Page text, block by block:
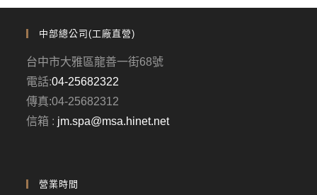
中部總公司(工廠直營)
台中市大雅區龍善一街68號
電話:04-25682322
傳真:04-25682312
信箱 : jm.spa@msa.hinet.net
營業時間